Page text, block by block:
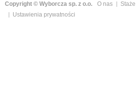
Copyright © Wyborcza sp. z o.o. O nas
Ustawienia prywatności